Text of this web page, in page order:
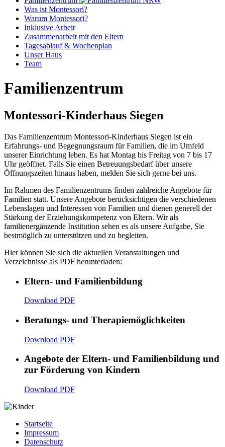
Was ist Montessori?
Warum Montessori?
Inklusive Arbeit
Zusammenarbeit mit den Eltern
Tagesablauf & Wochenplan
Unser Haus
Team
Familienzentrum
Montessori-Kinderhaus Siegen
Das Familienzentrum Montessori-Kinderhaus Siegen ist ein
Erfahrungs- und Begegnungsraum für Familien, die im Umfeld
unserer Einrichtung leben. Es hat Montag bis Freitag von 7 bis 17
Uhr geöffnet. Falls Sie einen Betreuungsbedarf über unsere
Öffnungszeiten hinaus haben, melden Sie sich gerne bei uns.
Im Rahmen des Familienzentrums finden zahlreiche Angebote für
Familien statt. Unsere Angebote berücksichtigen die verschiedenen
Lebenslagen und Interessen von Familien und dienen generell der
Stärkung der Erziehungskompetenz von Eltern. Wir als
familienergänzende Institution sehen es als unsere Aufgabe, Sie
bestmöglich zu unterstützen und zu begleiten.
Hier können Sie sich die aktuellen Veranstaltungen und
Verzeichnisse als PDF herunterladen:
Eltern- und Familienbildung
Download PDF
Beratungs- und Therapiemöglichkeiten
Download PDF
Angebote der Eltern- und Familienbildung und
zur Förderung von Kindern
Download PDF
Startseite
Impressum
Datenschutz